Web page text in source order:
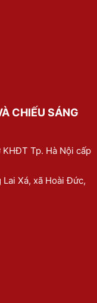
CHIẾU SÁNG
Tp. Hà Nội cấp
Xá, xã Hoài Đức,